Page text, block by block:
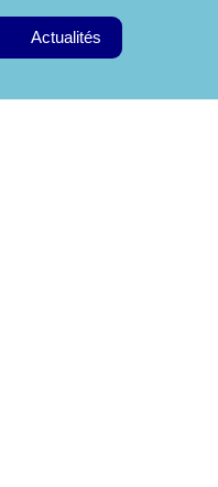
Actualités